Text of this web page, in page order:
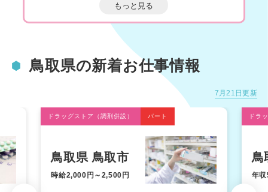
鳥取県内には病院45件、薬局276件、診療所507件があ
り、それぞれの職場で働く薬剤師数は病院勤務が232
人、薬局勤務が670人、診療所勤務が15人。鳥取県で働
く薬剤師1,091人のうち、61.4 ％が薬局に、21.3 ％が病
院、1.4 ％が診療所となっており、薬剤師の6割が薬局
鳥取県の人口10万人に対する薬局数は平成26年時点
で、全国平均44.65軒に対し46.91軒となっています。訪
問薬局数は247軒で、人口10万人に対する訪問薬局数は
全国平均37.64軒に対し43.07軒と、いずれも全国平均を
鳥取県で働く薬剤師の平均年収は全国平均の515万円よ
りも64.9万円高い579.9万円で全国第4位です。
もっと見る
鳥取県の新着お仕事情報
7月21日更新
ドラッグストア（調剤併設） パート
鳥取県 鳥取市
時給2,000円～2,500円
ドラ
鳥
年